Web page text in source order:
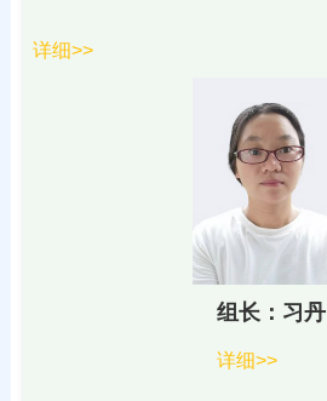
详细>>
组长：习丹
详细>>